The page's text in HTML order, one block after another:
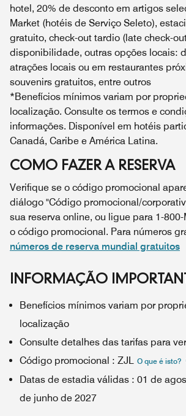
hotel, 20% de desconto em artigos
Market (hotéis de Serviço Seleto),
gratuito, check-out tardio (late check-
disponibilidade, outras opções locais:
atrações locais ou em restaurantes
souvenirs gratuitos, entre outros
*Benefícios mínimos variam por
localização. Consulte os termos e
informações. Disponível em hotéis
Canadá, Caribe e América Latina.
COMO FAZER A RESERVA
Verifique se o código promocional
diálogo "Código promocional/
sua reserva online, ou ligue para 1-800-
o código promocional. Para números
números de reserva mundial gratuitos
INFORMAÇÃO
Benefícios mínimos variam por
localização
Consulte detalhes das tarifas para
Código promocional : ZJL O que é isto?
Datas de estadia válidas : 01 de
de junho de 2027